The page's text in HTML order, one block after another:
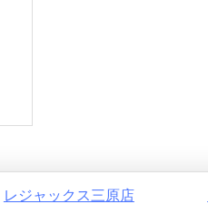
レジャックス三原店